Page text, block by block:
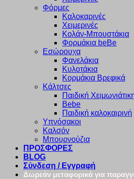
Φόρμες
Καλοκαρινές
Χειμερινές
Κολάν-Μπουστάκια
Φορμάκια beBe
Εσώρουχα
Φανελάκια
Κυλοτάκια
Κορμάκια Βρεφικά
Κάλτσες
Παιδική
Bebe
Παιδική καλοκαιρινή
Υπνόσακοι
Καλσόν
Μπουρνούζια
ΠΡΟΣΦΟΡΕΣ
BLOG
Σύνδεση / Εγγραφή
Δωρεάν μεταφορικά για